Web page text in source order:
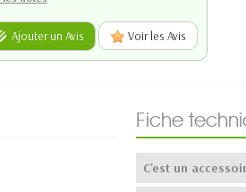
Ajouter un Avis Voir les Avis
Fiche
C'est un